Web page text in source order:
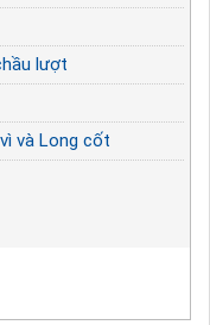
lượt
và Long cốt